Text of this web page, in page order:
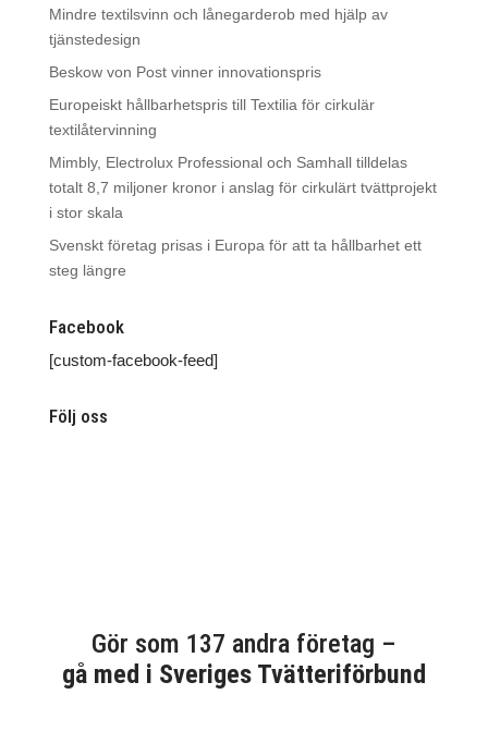
Mindre textilsvinn och lånegarderob med hjälp av
tjänstedesign
Beskow von Post vinner innovationspris
Europeiskt hållbarhetspris till Textilia för cirkulär
textilåtervinning
Mimbly, Electrolux Professional och Samhall tilldelas
totalt 8,7 miljoner kronor i anslag för cirkulärt tvättprojekt
i stor skala
Svenskt företag prisas i Europa för att ta hållbarhet ett
steg längre
Facebook
[custom-facebook-feed]
Följ oss
Gör som 137 andra företag –
gå med i Sveriges Tvätteriförbund